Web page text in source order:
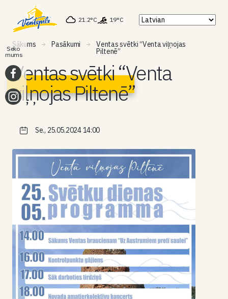
21.2°C 19°C
Sākums Pasākumi Ventas svētki “Venta viļņojas
Piltenē”
Ventas svētki “Venta
viļņojas Piltenē”
Se., 25.05.2024 14:00
Seko
mums